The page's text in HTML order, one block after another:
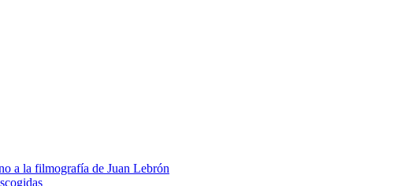
a la filmografía de Juan Lebrón